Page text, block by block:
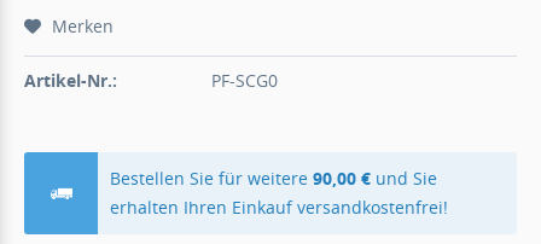
Merken
Artikel-Nr.: PF-SCG0
Bestellen Sie für weitere90,00 € und Sie
erhalten Ihren Einkauf versandkostenfrei!